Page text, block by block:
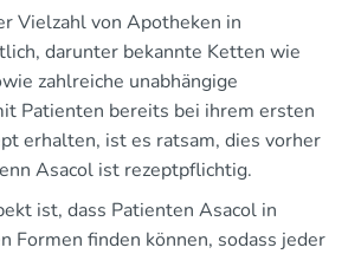
Vielzahl von Apotheken in
darunter bekannte Ketten wie
zahlreiche unabhängige
Patienten bereits bei ihrem ersten
erhalten, ist es ratsam, dies vorher
Asacol ist rezeptpflichtig.
ist, dass Patienten Asacol in
Formen finden können, sodass jeder